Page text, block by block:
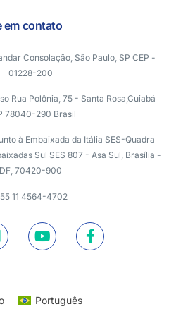
em contato
Consolação, São Paulo, SP CEP -
01228-200
Rua Polônia, 75 - Santa Rosa,Cuiabá
78040-290 Brasil
à Embaixada da Itália SES-Quadra
Sul SES 807 - Asa Sul, Brasília -
DF, 70420-900
11 4564-4702
Português